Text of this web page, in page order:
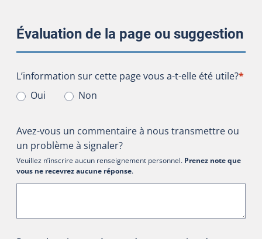
Évaluation de la page ou suggestion
L’information sur cette page vous a-t-elle été utile?
L’information sur cette page vous a-t-elle été utile?*
Oui
Non
Avez-vous un commentaire à nous transmettre ou
un problème à signaler?
Veuillez n’inscrire aucun renseignement personnel. Prenez note que
vous ne recevrez aucune réponse.